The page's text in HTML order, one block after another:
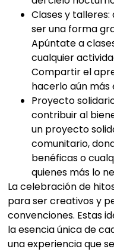
Clases y
ser una forma
Apúntate a
cualquier
Compartir el
hacerlo aún más
Proyecto
contribuir al
un proyecto
comunitario,
benéficas o
quienes más lo
La celebración de
para ser creativos y
convenciones. Estas
la esencia única de
una experiencia que